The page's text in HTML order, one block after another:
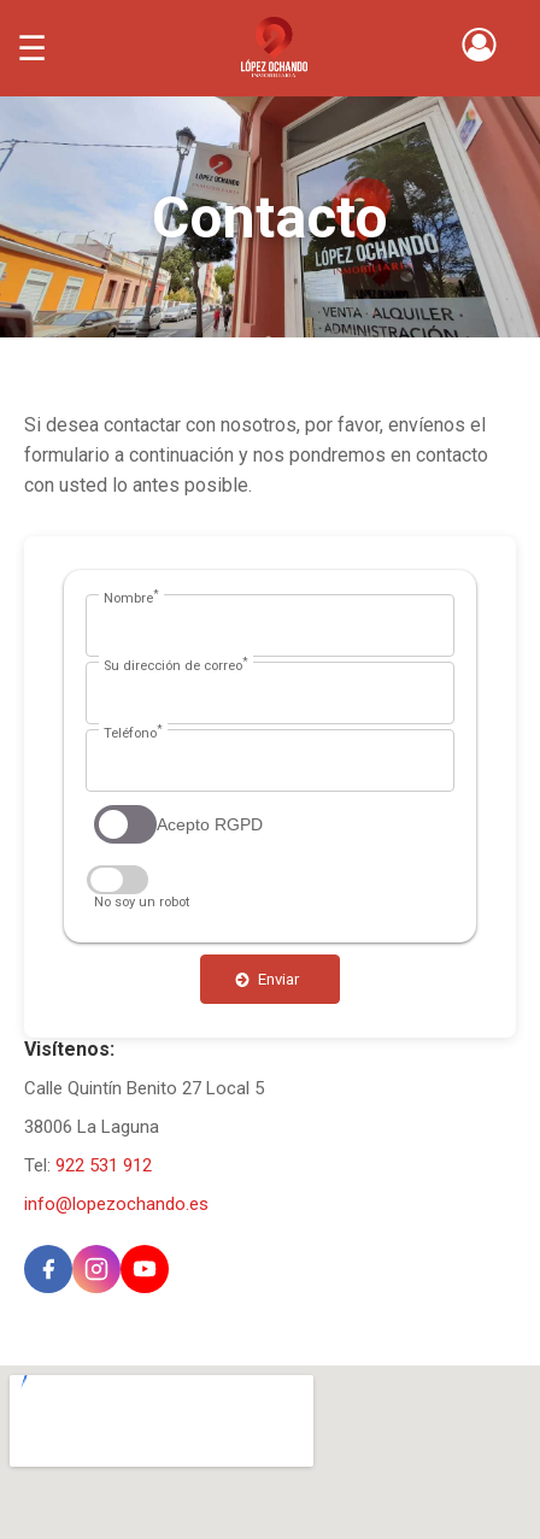
☰
Contacto
Si desea contactar con nosotros, por favor, envíenos el
formulario a continuación y nos pondremos en contacto
con usted lo antes posible.
Nombre*
Su dirección de correo*
Teléfono*
Acepto RGPD
No soy un robot
Enviar
Visítenos:
Calle Quintín Benito 27 Local 5
38006 La Laguna
Tel: 922 531 912
info@lopezochando.es